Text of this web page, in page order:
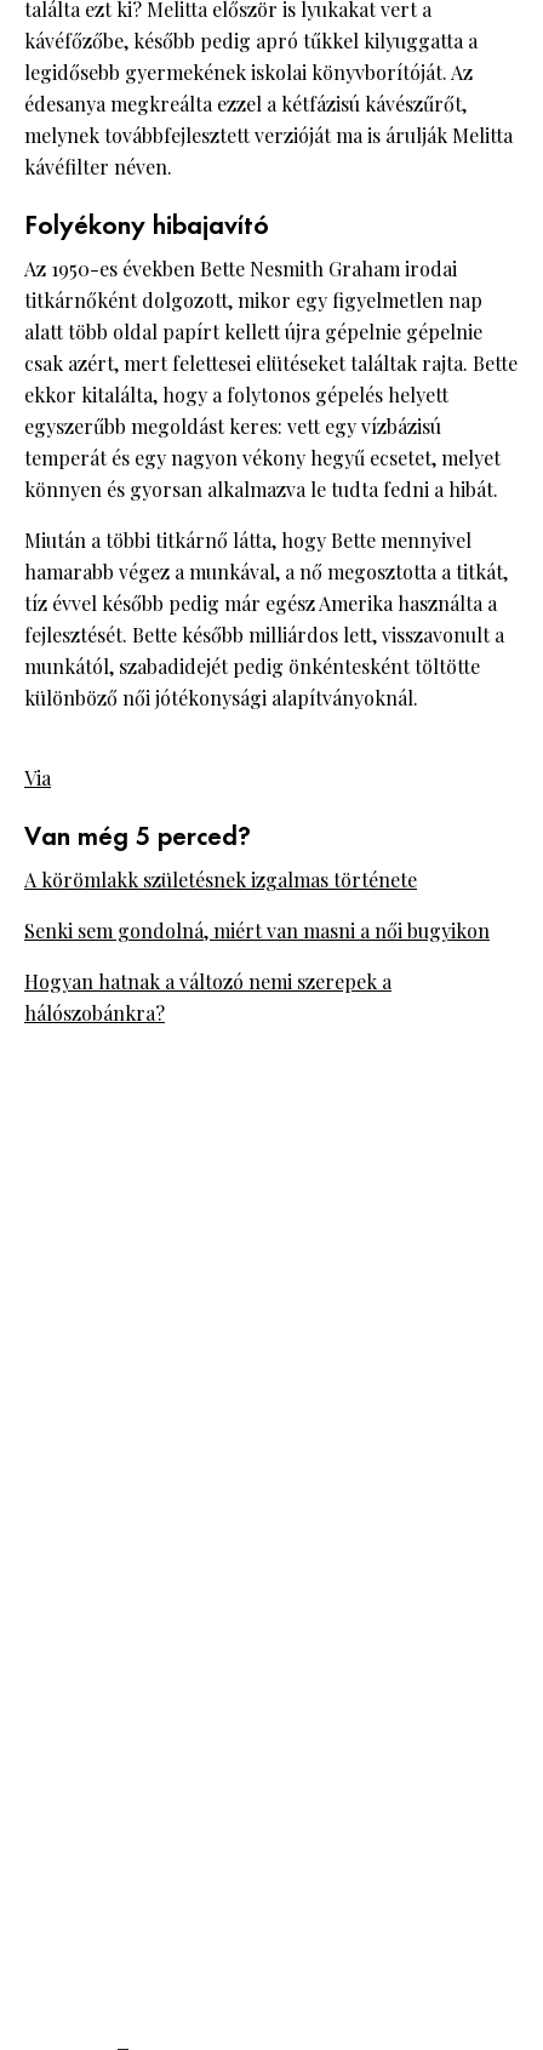
találta ezt ki? Melitta először is lyukakat vert a
kávéfőzőbe, később pedig apró tűkkel kilyuggatta a
legidősebb gyermekének iskolai könyvborítóját. Az
édesanya megkreálta ezzel a kétfázisú kávészűrőt,
melynek továbbfejlesztett verzióját ma is árulják Melitta
kávéfilter néven.
Folyékony hibajavító
Az 1950-es években Bette Nesmith Graham irodai
titkárnőként dolgozott, mikor egy figyelmetlen nap
alatt több oldal papírt kellett újra gépelnie gépelnie
csak azért, mert felettesei elütéseket találtak rajta. Bette
ekkor kitalálta, hogy a folytonos gépelés helyett
egyszerűbb megoldást keres: vett egy vízbázisú
temperát és egy nagyon vékony hegyű ecsetet, melyet
könnyen és gyorsan alkalmazva le tudta fedni a hibát.
Miután a többi titkárnő látta, hogy Bette mennyivel
hamarabb végez a munkával, a nő megosztotta a titkát,
tíz évvel később pedig már egész Amerika használta a
fejlesztését. Bette később milliárdos lett, visszavonult a
munkától, szabadidejét pedig önkéntesként töltötte
különböző női jótékonysági alapítványoknál.
Via
Van még 5 perced?
A körömlakk születésnek izgalmas története
Senki sem gondolná, miért van masni a női bugyikon
Hogyan hatnak a változó nemi szerepek a
hálószobánkra?